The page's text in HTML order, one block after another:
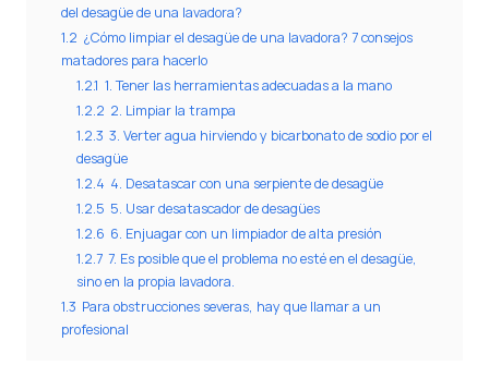
del desagüe de una lavadora?
1.2 ¿Cómo limpiar el desagüe de una lavadora? 7 consejos
matadores para hacerlo
1.2.1 1. Tener las herramientas adecuadas a la mano
1.2.2 2. Limpiar la trampa
1.2.3 3. Verter agua hirviendo y bicarbonato de sodio por el
desagüe
1.2.4 4. Desatascar con una serpiente de desagüe
1.2.5 5. Usar desatascador de desagües
1.2.6 6. Enjuagar con un limpiador de alta presión
1.2.7 7. Es posible que el problema no esté en el desagüe,
sino en la propia lavadora.
1.3 Para obstrucciones severas, hay que llamar a un
profesional